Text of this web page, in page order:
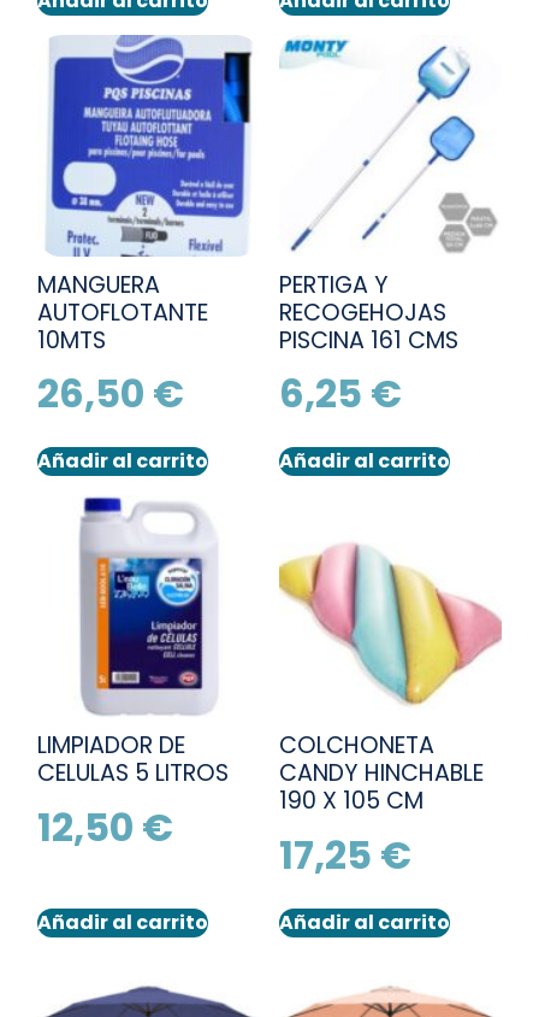
MANGUERA
AUTOFLOTANTE
10MTS
26,50 €
Añadir al carrito
PERTIGA Y
RECOGEHOJAS
PISCINA 161 CMS
6,25 €
Añadir al carrito
LIMPIADOR DE
CELULAS 5 LITROS
12,50 €
Añadir al carrito
COLCHONETA
CANDY HINCHABLE
190 X 105 CM
17,25 €
Añadir al carrito